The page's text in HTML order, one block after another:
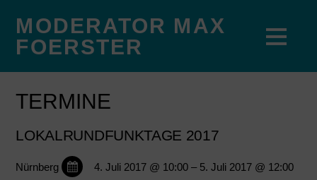
MODERATOR MAX
FOERSTER
TERMINE
LOKALRUNDFUNKTAGE 2017
Nürnberg 4. Juli 2017 @ 10:00 – 5. Juli 2017 @ 12:00